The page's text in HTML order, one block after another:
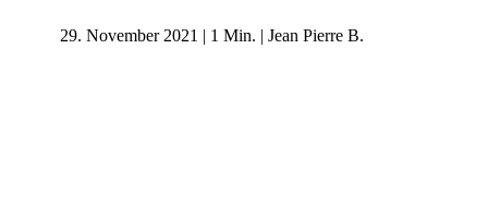
29. November 2021 | 1 Min. | Jean Pierre B.